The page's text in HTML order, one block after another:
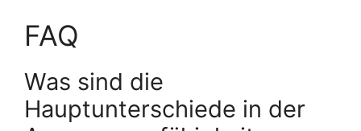
FAQ
Was sind die
Hauptunterschiede in der